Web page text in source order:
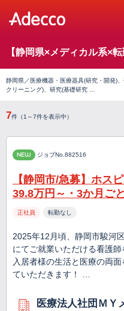
【静岡県×メディカル系×
静岡県／医療機器・医療器具(研究・開発)
クリーニング)、研究(基礎研究 …
7件（1～7件を表示中）
NEW ジョブNo.882516
【静岡市/急募】ホス
39.8万円～・3か月ご
正社員 転勤なし
2025年12月頃、静岡市駿河
にてご就業いただける看護師
入居者様の生活と医療の両
ていただきます！ …
医療法人社団ＭＹ